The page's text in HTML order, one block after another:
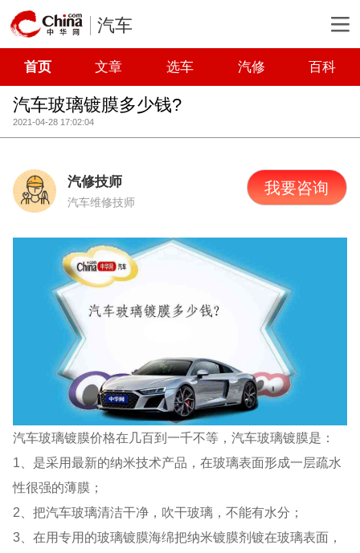
汽车
首页 文章 选车 汽修 百科
汽车玻璃镀膜多少钱?
2021-04-28 17:02:04
汽修技师
汽车维修技师
我要咨询
汽车玻璃镀膜价格在几百到一千不等，汽车玻璃镀膜是：
1、是采用最新的纳米技术产品，在玻璃表面形成一层疏水
性很强的薄膜；
2、把汽车玻璃清洁干净，吹干玻璃，不能有水分；
3、在用专用的玻璃镀膜海绵把纳米镀膜剂镀在玻璃表面，